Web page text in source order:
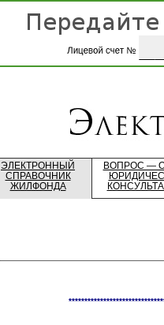
ЭЛЕКТРОННЫЙ
СПРАВОЧНИК
ЖИЛФОНДА
ВОПРОС —